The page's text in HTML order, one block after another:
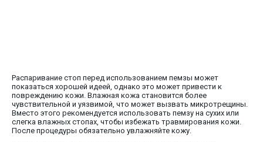
Распаривание стоп перед использованием пемзы может
показаться хорошей идеей, однако это может привести к
повреждению кожи. Влажная кожа становится более
чувствительной и уязвимой, что может вызвать микротрещины.
Вместо этого рекомендуется использовать пемзу на сухих или
слегка влажных стопах, чтобы избежать травмирования кожи.
После процедуры обязательно увлажняйте кожу.